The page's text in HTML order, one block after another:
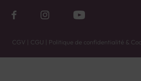
CGV | CGU | Politique de confidentialité &